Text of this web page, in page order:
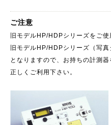
ご注意
旧モデルHP/HDPシリーズをご
旧モデルHP/HDPシリーズ（写
となりますので、お持ちの計測
正しくご利用下さい。